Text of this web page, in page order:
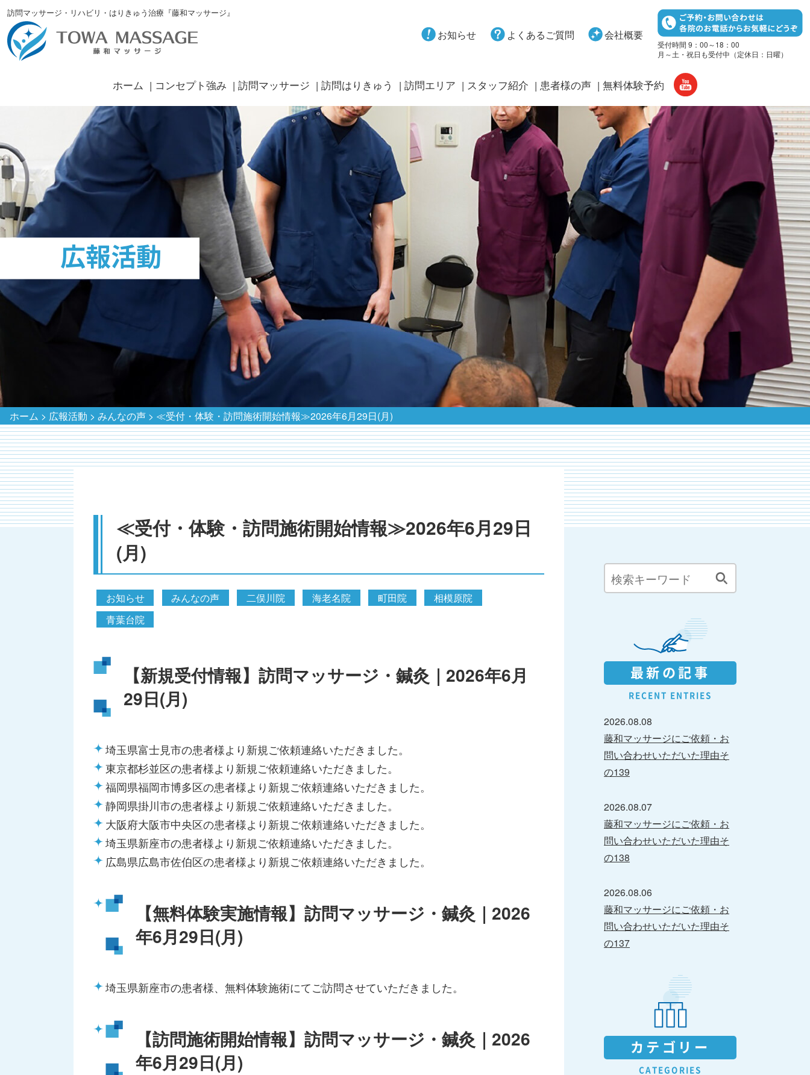
訪問マッサージ・リハビリ・はりきゅう治療『藤和マッサージ』
お知らせ よくあるご質問 会社概要
受付時間 9：00～18：00
月～土・祝日も受付中（定休日：日曜）
ホーム コンセプト強み 訪問マッサージ 訪問はりきゅう 訪問エリア スタッフ紹介 患者様の声 無料体験予約
広報活動
ホーム > 広報活動 > みんなの声> ≪受付・体験・訪問施術開始情報≫2026年6月29日(月)
≪受付・体験・訪問施術開始情報≫2026年6月29日
(月)
お知らせ みんなの声 二俣川院 海老名院 町田院
相模原院
青葉台院
【新規受付情報】訪問マッサージ・鍼灸｜2026年6月
29日(月)
埼玉県富士見市の患者様より新規ご依頼連絡いただきました。
東京都杉並区の患者様より新規ご依頼連絡いただきました。
福岡県福岡市博多区の患者様より新規ご依頼連絡いただきました。
静岡県掛川市の患者様より新規ご依頼連絡いただきました。
大阪府大阪市中央区の患者様より新規ご依頼連絡いただきました。
埼玉県新座市の患者様より新規ご依頼連絡いただきました。
広島県広島市佐伯区の患者様より新規ご依頼連絡いただきました。
【無料体験実施情報】訪問マッサージ・鍼灸｜2026
年6月29日(月)
埼玉県新座市の患者様、無料体験施術にてご訪問させていただきました。
【訪問施術開始情報】訪問マッサージ・鍼灸｜2026
年6月29日(月)
最新の記事
RECENT ENTRIES
2026.08.08
藤和マッサージにご依頼・お
問い合わせいただいた理由そ
の139
2026.08.07
藤和マッサージにご依頼・お
問い合わせいただいた理由そ
の138
2026.08.06
藤和マッサージにご依頼・お
問い合わせいただいた理由そ
の137
カテゴリー
CATEGORIES